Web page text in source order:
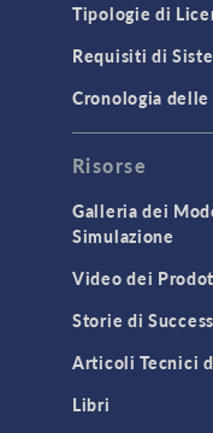
Tipologie di
Requisiti di
Cronologia delle
Risorse
Galleria dei
Simulazione
Video dei
Storie di
Articoli Tecnici
Libri